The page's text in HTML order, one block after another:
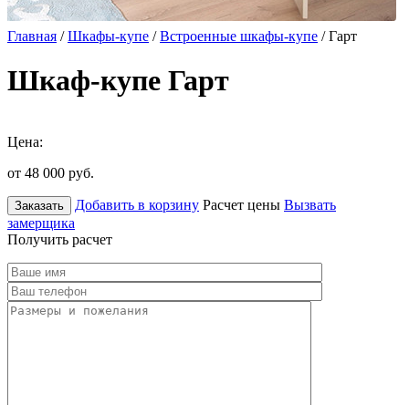
Главная /Шкафы-купе /Встроенные шкафы-купе / Гарт
Шкаф-купе Гарт
Цена:
от 48 000 руб.
Заказать Добавить в корзину Расчет цены Вызвать
замерщика
Получить расчет